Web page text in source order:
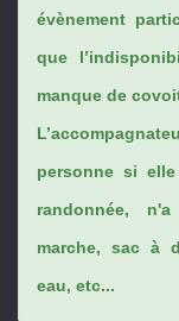
évènement
que
manque de
personne si
randonnée,
marche, sac à
eau, etc...